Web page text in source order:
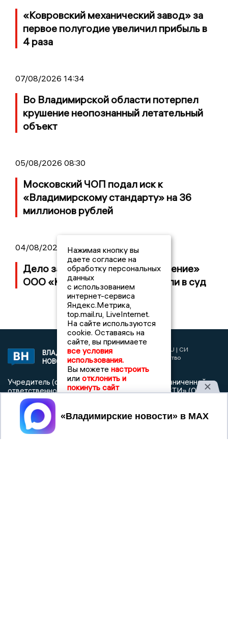
«Ковровский механический завод» за
первое полугодие увеличил прибыль в
4 раза
07/08/2026 14:34
Во Владимирской области потерпел
крушение неопознанный летательный
объект
05/08/2026 08:30
Московский ЧОП подал иск к
«Владимирскому стандарту» на 36
миллионов рублей
04/08/2026 15:40
Дело застройщика ЖК «Поколение»
ООО «Капитал Строй» передали в суд
ВЛАДИМИРСКИЕ
НОВОСТИ
2017 © NEWSVLADIMIR.RU | СИ
«Информационное агентство
Владимирские новости»
Учредитель (соучредители): Общество с ограниченной
ответственностью «РЕГИОНАЛЬНЫЕ НОВОСТИ» (ОГРН
1107154017354)
Главный редактор: Мазов С. А.
Телефон редакции:
Нажимая кнопку вы
даете согласие на
обработку персональных
данных
с использованием
интернет-сервиса
Яндекс.Метрика,
top.mail.ru, LiveInternet.
На сайте используются
cookie. Оставаясь на
сайте, вы принимаете
все условия
использования.
Вы можете настроить
или отклонить и
покинуть сайт
Принять